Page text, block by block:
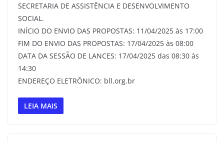
SECRETARIA DE ASSISTÊNCIA E DESENVOLVIMENTO
SOCIAL.
INÍCIO DO ENVIO DAS PROPOSTAS: 11/04/2025 às 17:00
FIM DO ENVIO DAS PROPOSTAS: 17/04/2025 às 08:00
DATA DA SESSÃO DE LANCES: 17/04/2025 das 08:30 às
14:30
ENDEREÇO ELETRÔNICO: bll.org.br
LEIA MAIS